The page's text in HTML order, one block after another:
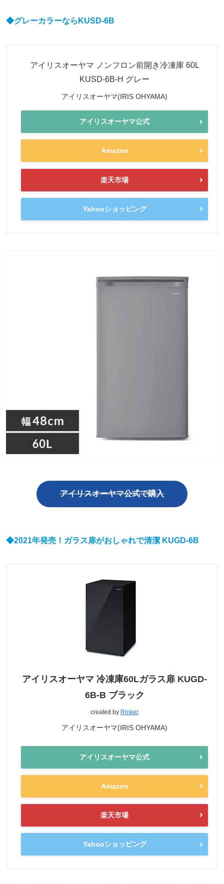
◆グレーカラーなら KUSD-6B
アイリスオーヤマ ノンフロン前開き冷凍庫 60L
KUSD-6B-H グレー
アイリスオーヤマ(IRIS OHYAMA)
アイリスオーヤマ公式
Amazon
楽天市場
Yahooショッピング
アイリスオーヤマ公式で購入
◆2021年発売！ガラス扉がおしゃれで清潔 KUGD-6B
アイリスオーヤマ 冷凍庫60Lガラス扉 KUGD-
6B-B ブラック
created by Rinker
アイリスオーヤマ(IRIS OHYAMA)
アイリスオーヤマ公式
Amazon
楽天市場
Yahooショッピング